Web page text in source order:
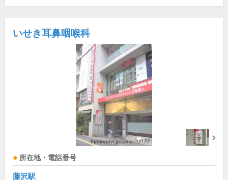
いせき耳鼻咽喉科
所在地・電話番号
藤沢駅